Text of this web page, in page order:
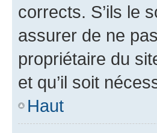
corrects. S’ils le
assurer de ne
propriétaire du
et qu’il soit
Haut